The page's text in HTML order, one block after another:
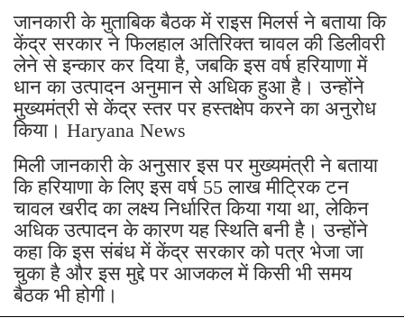
जानकारी के मुताबिक बैठक में राइस मिलर्स ने बताया कि
केंद्र सरकार ने फिलहाल अतिरिक्त चावल की डिलीवरी
लेने से इन्कार कर दिया है, जबकि इस वर्ष हरियाणा में
धान का उत्पादन अनुमान से अधिक हुआ है। उन्होंने
मुख्यमंत्री से केंद्र स्तर पर हस्तक्षेप करने का अनुरोध
किया। Haryana News
मिली जानकारी के अनुसार इस पर मुख्यमंत्री ने बताया
कि हरियाणा के लिए इस वर्ष 55 लाख मीट्रिक टन
चावल खरीद का लक्ष्य निर्धारित किया गया था, लेकिन
अधिक उत्पादन के कारण यह स्थिति बनी है। उन्होंने
कहा कि इस संबंध में केंद्र सरकार को पत्र भेजा जा
चुका है और इस मुद्दे पर आजकल में किसी भी समय
बैठक भी होगी।